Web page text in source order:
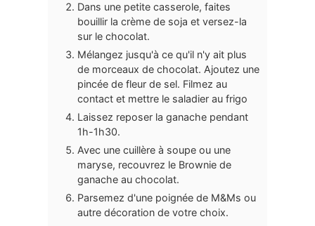
Dans une petite casserole, faites
bouillir la crème de soja et versez-la
sur le chocolat.
Mélangez jusqu'à ce qu'il n'y ait plus
de morceaux de chocolat. Ajoutez une
pincée de fleur de sel. Filmez au
contact et mettre le saladier au frigo
Laissez reposer la ganache pendant
1h-1h30.
Avec une cuillère à soupe ou une
maryse, recouvrez le Brownie de
ganache au chocolat.
Parsemez d'une poignée de M&Ms ou
autre décoration de votre choix.